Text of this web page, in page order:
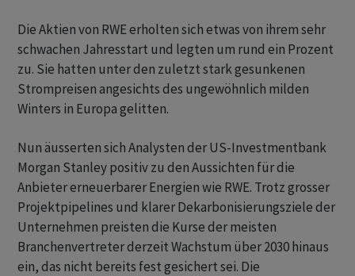
Die Aktien von RWE erholten sich etwas von ihrem sehr
schwachen Jahresstart und legten um rund ein Prozent
zu. Sie hatten unter den zuletzt stark gesunkenen
Strompreisen angesichts des ungewöhnlich milden
Winters in Europa gelitten.
Nun äusserten sich Analysten der US-Investmentbank
Morgan Stanley positiv zu den Aussichten für die
Anbieter erneuerbarer Energien wie RWE. Trotz grosser
Projektpipelines und klarer Dekarbonisierungsziele der
Unternehmen preisten die Kurse der meisten
Branchenvertreter derzeit Wachstum über 2030 hinaus
ein, das nicht bereits fest gesichert sei. Die